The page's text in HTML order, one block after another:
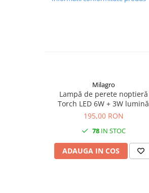
Milagro
Lampă de perete noptieră
Torch LED 6W + 3W lumină
neutră 55 cm negru
195,00 RON
78IN STOC
ADAUGA IN COS